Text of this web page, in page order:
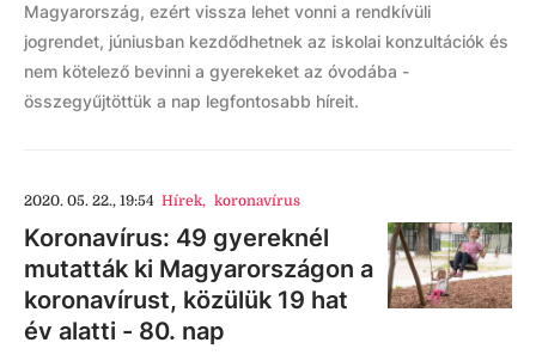
Magyarország, ezért vissza lehet vonni a rendkívüli
jogrendet, júniusban kezdődhetnek az iskolai konzultációk és
nem kötelező bevinni a gyerekeket az óvodába -
összegyűjtöttük a nap legfontosabb híreit.
2020. 05. 22., 19:54 Hírek, koronavírus
Koronavírus: 49 gyereknél
mutatták ki Magyarországon a
koronavírust, közülük 19 hat
év alatti - 80. nap